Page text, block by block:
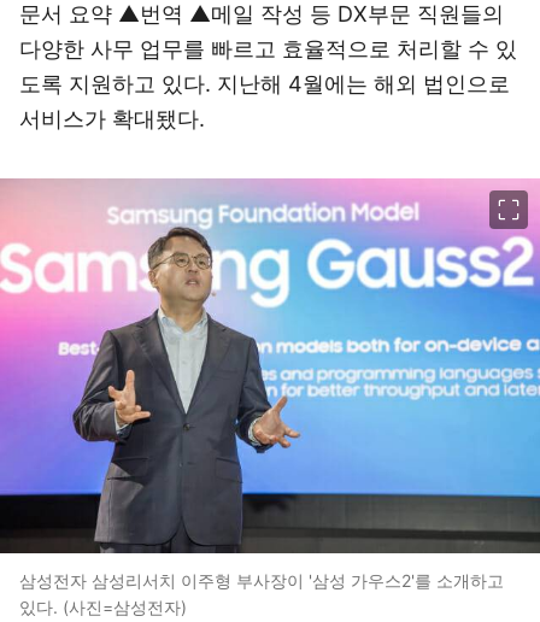
문서 요약 ▲번역 ▲메일 작성 등 DX부문 직원들의
다양한 사무 업무를 빠르고 효율적으로 처리할 수 있
도록 지원하고 있다. 지난해 4월에는 해외 법인으로
서비스가 확대됐다.
삼성전자 삼성리서치 이주형 부사장이 '삼성 가우스2'를 소개하고
있다. (사진=삼성전자)